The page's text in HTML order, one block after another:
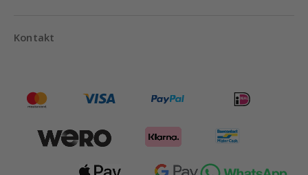
Kontakt